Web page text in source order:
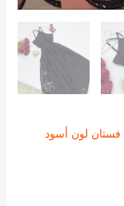
فستان لون أسود